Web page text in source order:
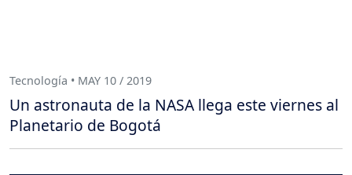
Tecnología • MAY 10 / 2019
Un astronauta de la NASA llega este viernes al
Planetario de Bogotá